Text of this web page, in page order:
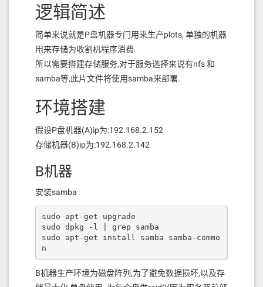
逻辑简述
简单来说就是P盘机器专门用来生产plots, 单独的机器
用来存储为收割机程序消费.
所以需要搭建存储服务,对于服务选择来说有nfs 和
samba等,此片文件将使用samba来部署.
环境搭建
假设P盘机器(A)ip为:192.168.2.152
存储机器(B)ip为:192.168.2.142
B机器
安装samba
sudo apt-get upgrade
sudo dpkg -l | grep samba
sudo apt-get install samba samba-commo
n
B机器生产环境为磁盘阵列,为了避免数据损坏,以及存